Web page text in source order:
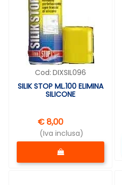
Cod: DIXSIL096
SILIK STOP ML.100 ELIMINA
SILICONE
€ 8,00
(Iva inclusa)
Quantità